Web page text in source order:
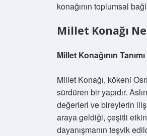
konağının toplumsal
Millet Konağı
Millet Konağının Tanımı
Millet Konağı, kökeni
sürdüren bir yapıdır.
değerleri ve bireylerin
araya geldiği, çeşitli
dayanışmanın teşvik